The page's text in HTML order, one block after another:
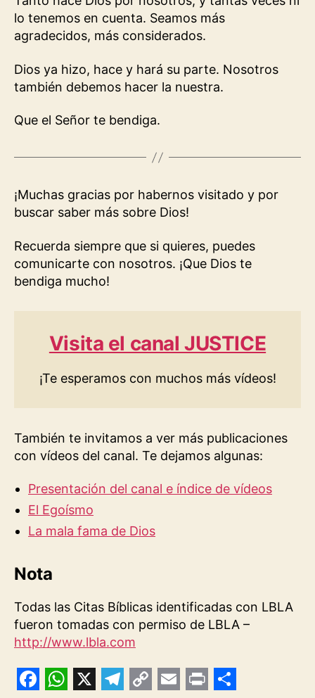
lo tenemos en cuenta. Seamos más
agradecidos, más considerados.
Dios ya hizo, hace y hará su parte. Nosotros
también debemos hacer la nuestra.
Que el Señor te bendiga.
¡Muchas gracias por habernos visitado y por
buscar saber más sobre Dios!
Recuerda siempre que si quieres, puedes
comunicarte con nosotros. ¡Que Dios te
bendiga mucho!
Visita el canal JUSTICE
¡Te esperamos con muchos más vídeos!
También te invitamos a ver más publicaciones
con vídeos del canal. Te dejamos algunas:
Presentación del canal e índice de vídeos
El Egoísmo
La mala fama de Dios
Nota
Todas las Citas Bíblicas identificadas con LBLA
fueron tomadas con permiso de LBLA –
http://www.lbla.com